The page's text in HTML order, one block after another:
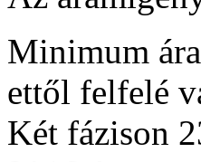
Minimum
ettől felfelé
Két fázison